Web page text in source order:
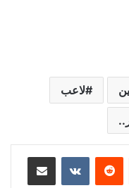
لاعب
بينتيريست